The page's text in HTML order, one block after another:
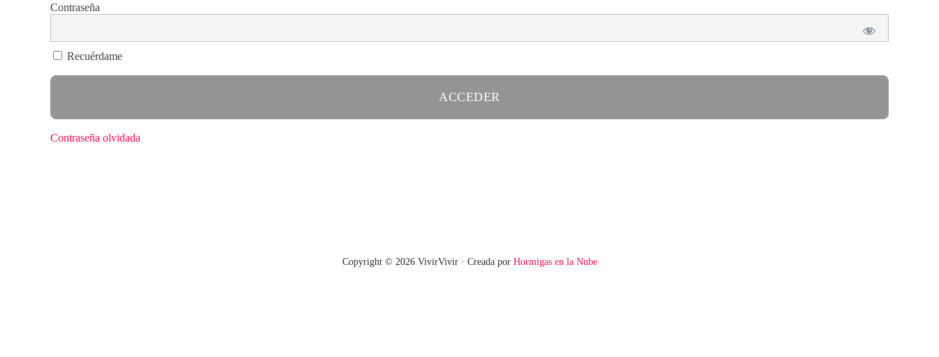
Contraseña
Recuérdame
Contraseña olvidada
Copyright © 2026 VivirVivir · Creada por Hormigas en la Nube